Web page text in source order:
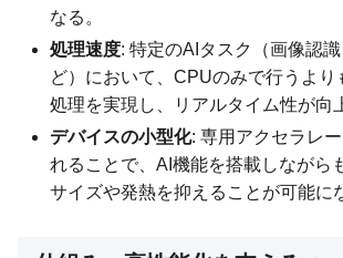
なる。
処理速度: 特定のAIタスク（画像認
ど）において、CPUのみで行うより
処理を実現し、リアルタイム性が向
デバイスの小型化: 専用アクセラレ
れることで、AI機能を搭載しながら
サイズや発熱を抑えることが可能に